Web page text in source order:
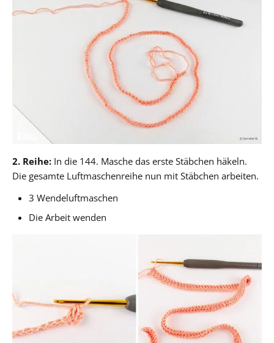
2. Reihe: In die 144. Masche das erste Stäbchen häkeln.
Die gesamte Luftmaschenreihe nun mit Stäbchen arbeiten.
3 Wendeluftmaschen
Die Arbeit wenden